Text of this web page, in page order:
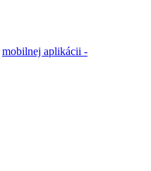
mobilnej aplikácii -